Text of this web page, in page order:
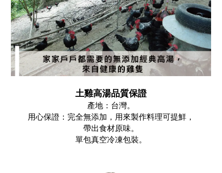
土雞高湯品質保證
產地：台灣。
用心保證：完全無添加，用來製作料理可提鮮，
帶出食材原味。
單包真空冷凍包裝。